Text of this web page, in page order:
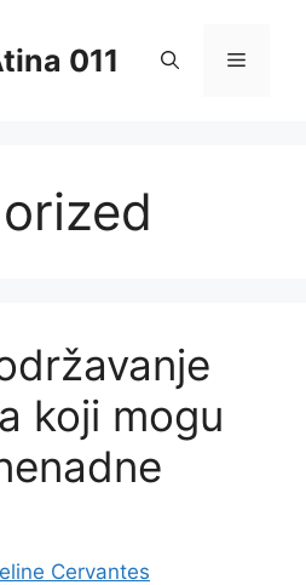
011 Menu
koji mogu
Cervantes